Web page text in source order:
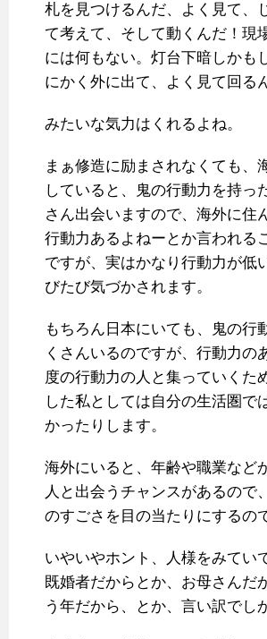
札を見つけるんだ、よく見て、
て考えて、そして動くんだ！現
には何もない。灯台下暗しかも
にかく外に出て、よく見て回る
みたいな気力はくれるよね。
まぁ修造に励まされなくても、
していると、鬼の行動力を持っ
さん出会いますので、海外に住
行動力あるよねーとか言われる
ですが、実はかなり行動力が低
びたび気づかされます。
もちろん日本にいても、鬼の行
くさんいるのですが、行動力の
度の行動力の人と集っていくた
した私としては自分の生活圏で
かったりします。
海外にいると、年齢や職業など
人と出会うチャンスがあるので
のすごさを目の当たりにするの
いやいやホント、人様をみてい
既婚者だからとか、お母さんだ
う年だから、とか、言い訳でし